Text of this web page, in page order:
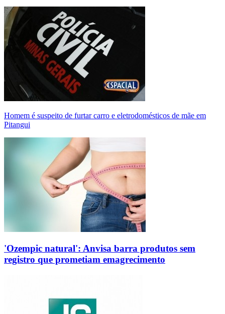
Homem é suspeito de furtar carro e eletrodomésticos de mãe em
Pitangui
'Ozempic natural': Anvisa barra produtos sem
registro que prometiam emagrecimento